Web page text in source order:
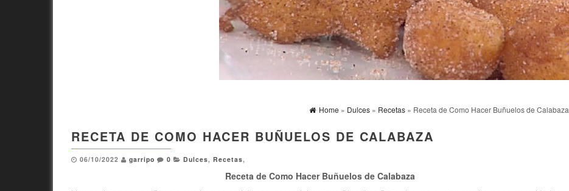
Home » Dulces» Recetas» Receta de Como Hacer Buñuelos de Calabaza
RECETA DE COMO HACER BUÑUELOS DE CALABAZA
06/10/2022 garripo 0 Dulces, Recetas,
Receta de Como Hacer Buñuelos de Calabaza